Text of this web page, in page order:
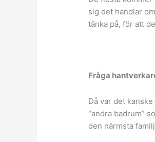
sig det handlar
tänka på, för att
Fråga
Då var det
“andra badrum”
den närmsta